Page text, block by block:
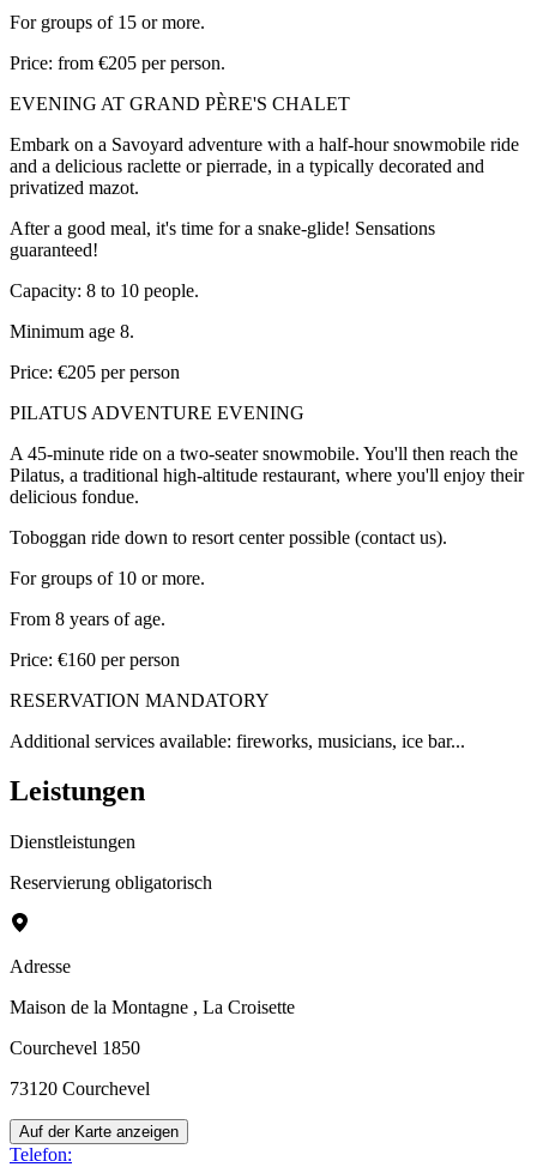
For groups of 15 or more.
Price: from €205 per person.
EVENING AT GRAND PÈRE'S CHALET
Embark on a Savoyard adventure with a half-hour snowmobile ride
and a delicious raclette or pierrade, in a typically decorated and
privatized mazot.
After a good meal, it's time for a snake-glide! Sensations
guaranteed!
Capacity: 8 to 10 people.
Minimum age 8.
Price: €205 per person
PILATUS ADVENTURE EVENING
A 45-minute ride on a two-seater snowmobile. You'll then reach the
Pilatus, a traditional high-altitude restaurant, where you'll enjoy their
delicious fondue.
Toboggan ride down to resort center possible (contact us).
For groups of 10 or more.
From 8 years of age.
Price: €160 per person
RESERVATION MANDATORY
Additional services available: fireworks, musicians, ice bar...
Leistungen
Dienstleistungen
Reservierung obligatorisch
Adresse
Maison de la Montagne , La Croisette
Courchevel 1850
73120 Courchevel
Auf der Karte anzeigen
Telefon: